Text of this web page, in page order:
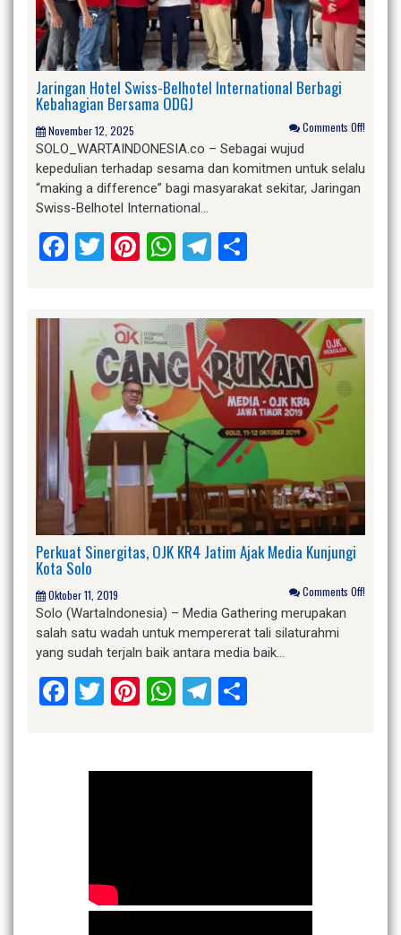
Jaringan Hotel Swiss-Belhotel International Berbagi
Kebahagian Bersama ODGJ
November 12, 2025 Comments Off!
SOLO_WARTAINDONESIA.co – Sebagai wujud
kepedulian terhadap sesama dan komitmen untuk selalu
“making a difference” bagi masyarakat sekitar, Jaringan
Swiss-Belhotel International…
Facebook
Twitter
Pinterest
WhatsApp
Telegram
Perkuat Sinergitas, OJK KR4 Jatim Ajak Media Kunjungi
Kota Solo
Oktober 11, 2019 Comments Off!
Solo (WartaIndonesia) – Media Gathering merupakan
salah satu wadah untuk mempererat tali silaturahmi
yang sudah terjaln baik antara media baik…
Facebook
Twitter
Pinterest
WhatsApp
Telegram